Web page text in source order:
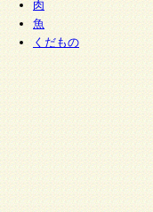
で提 供いた
自らの個人
をお預かり
商品やサー
了承ください
6.当社は、お
加・ 利用停
て確認でき
いただきま
肉
魚
くだもの